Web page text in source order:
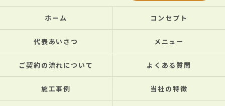
ホーム コンセプト
代表あいさつ メニュー
ご契約の流れについて よくある質問
施工事例 当社の特徴